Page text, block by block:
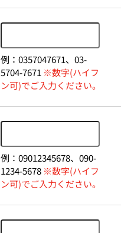
例：0357047671、03-
5704-7671 ※数字(ハイフ
ン可)でご入力ください。
例：09012345678、090-
1234-5678 ※数字(ハイフ
ン可)でご入力ください。